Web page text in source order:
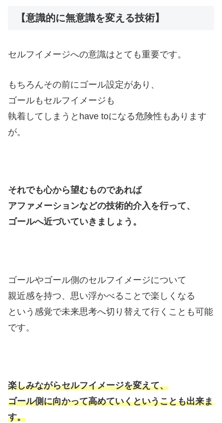
【意識的に無意識を変える技術】
セルフイメージへの意識はとても重要です。
もちろんその前にゴール設定があり、
ゴールもセルフイメージも
執着してしまうとhave toになる危険性もあります
が。
それでも心から望むものであれば
アファメーションなどの技術的介入を行って、
ゴールへ近づいていきましょう。
ゴールやゴール側のセルフイメージについて
親近感を持つ、思い浮かべることで楽しくなる
という感覚で未来思考へ切り替えて行くことも可能
です。
楽しみながらセルフイメージを変えて、
ゴール側に向かって高めていくということも出来ま
す。